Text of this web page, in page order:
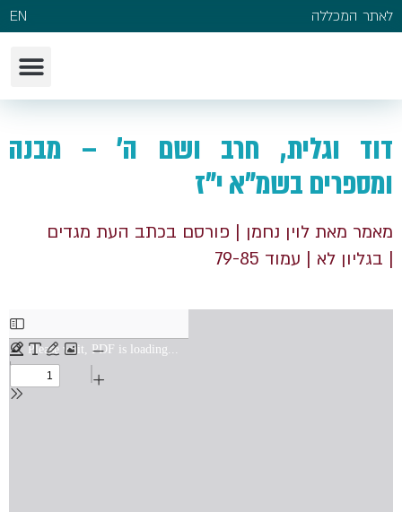
לאתר המכללה EN
דוד וגלית, חרב ושם ה' – מבנה
ומספרים בשמ"א י"ז
מאמר מאת לוין נחמן | פורסם בכתב העת מגדים
| בגליון לא | עמוד 79-85